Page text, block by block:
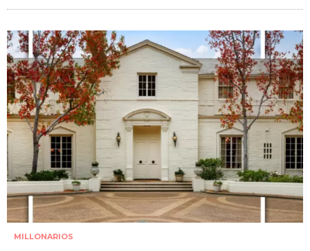
MILLONARIOS